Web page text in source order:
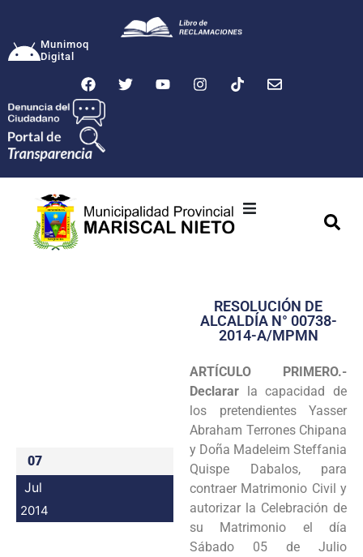
Munimoq
Digital
Transparencia
Programas
Intranet
07
Jul
2014
RESOLUCIÓN DE
ALCALDÍA N° 00738-
2014-A/MPMN
ARTÍCULO PRIMERO.-
Declarar la capacidad de
los pretendientes Yasser
Abraham Terrones Chipana
y Doña Madeleim Steffania
Quispe Dabalos, para
contraer Matrimonio Civil y
autorizar la Celebración de
su Matrimonio el día
Sábado 05 de Julio